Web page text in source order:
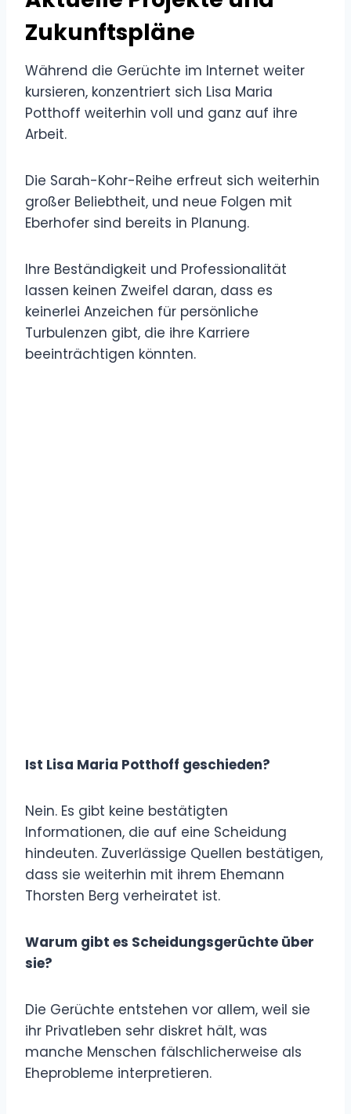
Zukunftspläne
Während die Gerüchte im Internet weiter
kursieren, konzentriert sich Lisa Maria
Potthoff weiterhin voll und ganz auf ihre
Arbeit.
Die Sarah-Kohr-Reihe erfreut sich weiterhin
großer Beliebtheit, und neue Folgen mit
Eberhofer sind bereits in Planung.
Ihre Beständigkeit und Professionalität
lassen keinen Zweifel daran, dass es
keinerlei Anzeichen für persönliche
Turbulenzen gibt, die ihre Karriere
beeinträchtigen könnten.
Ist Lisa Maria Potthoff geschieden?
Nein. Es gibt keine bestätigten
Informationen, die auf eine Scheidung
hindeuten. Zuverlässige Quellen bestätigen,
dass sie weiterhin mit ihrem Ehemann
Thorsten Berg verheiratet ist.
Warum gibt es Scheidungsgerüchte über
sie?
Die Gerüchte entstehen vor allem, weil sie
ihr Privatleben sehr diskret hält, was
manche Menschen fälschlicherweise als
Eheprobleme interpretieren.